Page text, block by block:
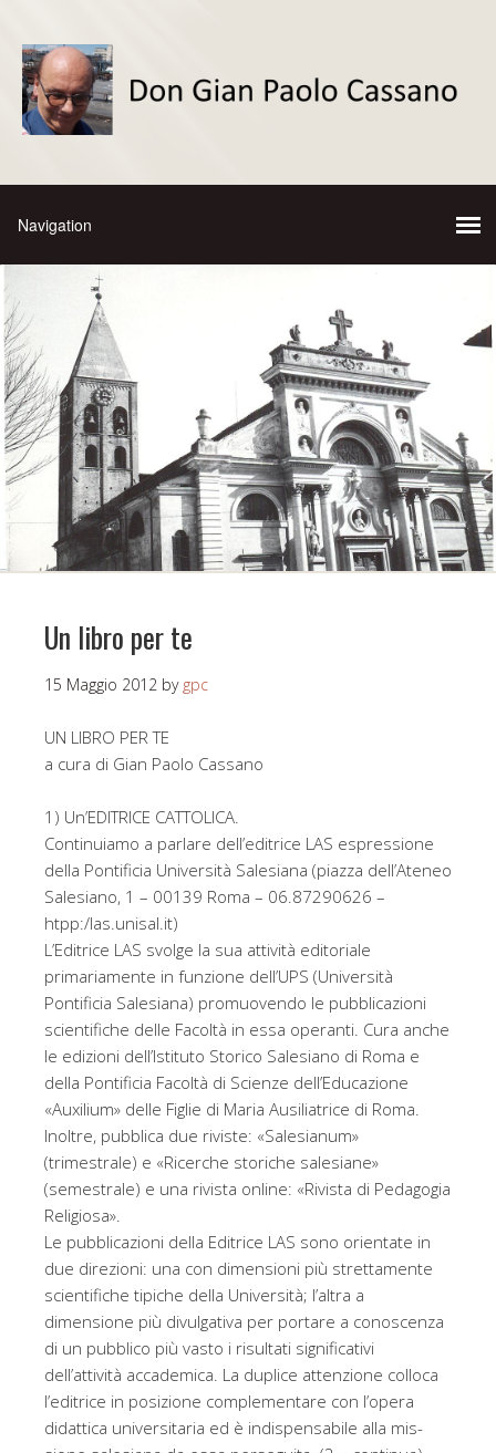
Un libro per te
15 Maggio 2012 by gpc
UN LIBRO PER TE
a cura di Gian Paolo Cassano
1) Un’EDITRICE CATTOLICA.
Continuiamo a parlare dell’editrice LAS espressione
della Pontificia Università Salesiana (piazza dell’Ateneo
Salesiano, 1 – 00139 Roma – 06.87290626 –
htpp:/las.unisal.it)
L’Editrice LAS svolge la sua attività editoriale
primariamente in funzione dell’UPS (Università
Pontificia Salesiana) promuovendo le pubblicazioni
scientifiche delle Facoltà in essa operanti. Cura anche
le edizioni dell’Istituto Storico Salesiano di Roma e
della Pontificia Facoltà di Scienze dell’Educazione
«Auxilium» delle Figlie di Maria Ausiliatrice di Roma.
Inoltre, pubblica due riviste: «Salesianum»
(trimestrale) e «Ricerche storiche salesiane»
(semestrale) e una rivista online: «Rivista di Pedagogia
Religiosa».
Le pubblicazioni della Editrice LAS sono orientate in
due direzioni: una con dimensioni più strettamente
scientifiche tipiche della Università; l’altra a
dimensione più divul­gativa per portare a conoscenza
di un pubblico più vasto i risultati significativi
dell’attività accademica. La duplice attenzione colloca
l’editrice in posizione complementare con l’opera
didattica universitaria ed è indispensabile alla mis­